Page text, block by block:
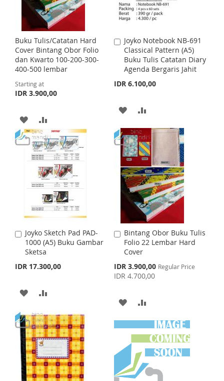
W
I
S
H
L
S
T
C
O
M
P
W
I
S
H
L
S
T
C
O
M
P
A
Buku Tulis/Catatan Hard
Cover Bintang Obor Folio
dan Kwarto 100-200-300-
400-500 lembar
Starting at
IDR 3.900,00
A
D
D
O
W
S
I
S
T
D
D
T
O
C
M
E
Joyko Notebook NB-691
Classical Pattern (A5)
Buku Tulis Catatan Diary
Agenda Bergaris Jahit
IDR 6.100,00
A
d
d
t
C
r
t
A
D
D
T
O
W
S
H
L
S
T
D
D
T
O
C
O
M
A
Joyko Sketch Pad PAD-
1000 (A5) Buku Gambar
Sketsa
IDR 17.300,00
A
d
d
o
a
r
A
D
T
O
D
O
Bintang Obor Buku Tulis
Folio 22 Lembar Hard
Cover
S
p
e
P
r
e
IDR 3.900,00 Regular Price
IDR 4.700,00
A
d
d
o
C
r
t
A
D
D
T
O
D
D
O